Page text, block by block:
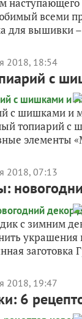
всеми
для вышивки
2018, 18:54
с
с шишками и
топиарий с
элементы
2018, 07:13
с зимним
заготовка
2018, 19:47
6